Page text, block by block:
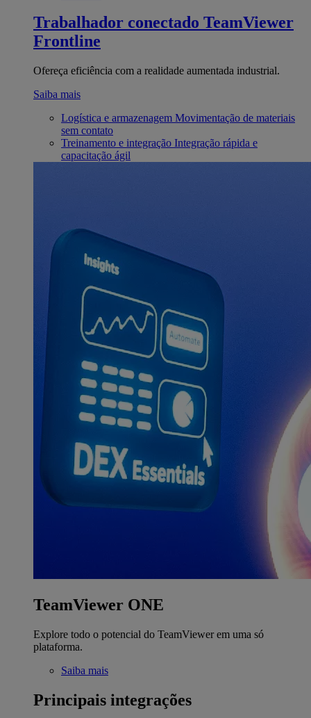
Trabalhador conectado TeamViewer
Frontline
Ofereça eficiência com a realidade aumentada industrial.
Saiba mais
Logística e armazenagem Movimentação de materiais
sem contato
Treinamento e integração Integração rápida e
capacitação ágil
TeamViewer ONE
Explore todo o potencial do TeamViewer em uma só
plataforma.
Saiba mais
Principais integrações